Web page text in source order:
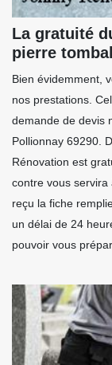
La gratuité
pierre
Bien évidemment,
nos prestations.
demande de devis
Pollionnay 69290.
Rénovation est
contre vous servira
reçu la fiche
un délai de 24
pouvoir vous